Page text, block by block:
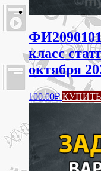
класс
октября
100.00₽ КУПИТЬ